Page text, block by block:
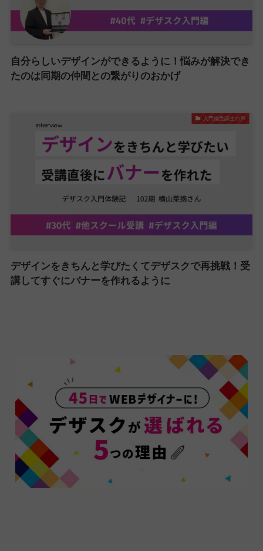
自分らしいデザインができるように！悩みが解決でき
たのは同期の仲間との繋がりのおかげ
入門編受講生の声
デザインをきちんと学びたくてデザスクで再挑戦！受
講してすぐにバナーを作れるように